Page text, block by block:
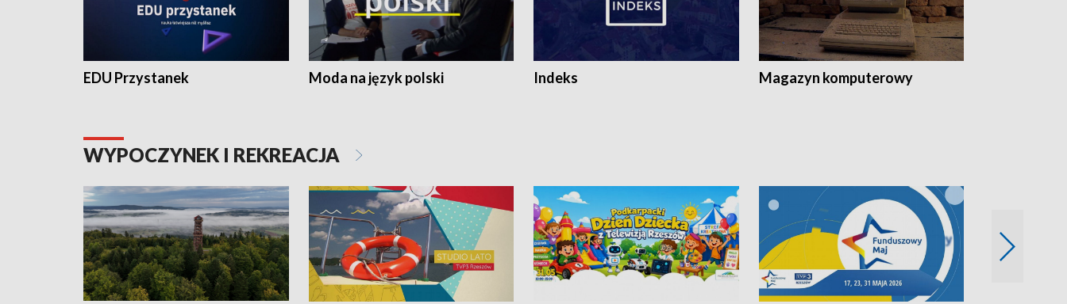
EDU Przystanek Moda na język polski Indeks Magazyn komputerowy
WYPOCZYNEK I REKREACJA